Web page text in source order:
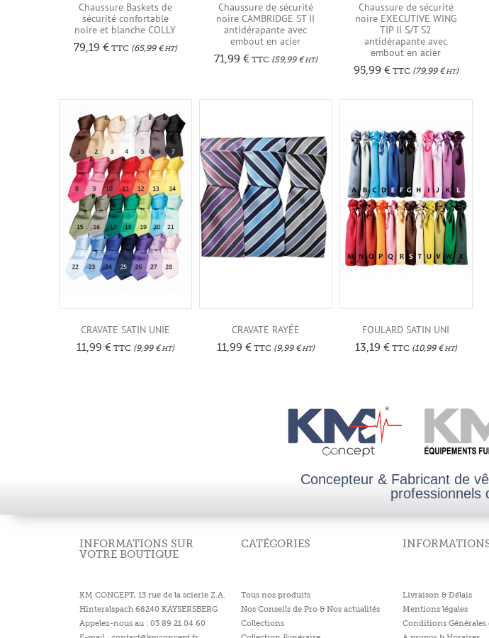
Chaussure Baskets de
sécurité confortable
noire et blanche COLLY
79,19 €TTC(65,99 €HT)
Chaussure de sécurité
noire CAMBRIDGE ST II
antidérapante avec
embout en acier
71,99 €TTC(59,99 €HT)
Chaussure de sécurité
noire EXECUTIVE WING
TIP II S/T S2
antidérapante avec
embout en acier
95,99 €TTC(79,99 €HT)
CRAVATE SATIN UNIE
11,99 € TTC(9,99 €HT)
CRAVATE RAYÉE
11,99 € TTC(9,99 €HT)
FOULARD SATIN UNI
13,19 € TTC(10,99 €HT)
Concepteur & Fabricant de
professionnels
INFORMATIONS SUR
VOTRE BOUTIQUE
CATÉGORIES
KM CONCEPT, 13 rue de la scierie Z.A.
Hinteralspach 68240 KAYSERSBERG
Appelez-nous au : 03 89 21 04 60
Tous nos produits
Nos Conseils de Pro & Nos actualités
Collections
Livraison & Délais
Mentions légales
Conditions Générales